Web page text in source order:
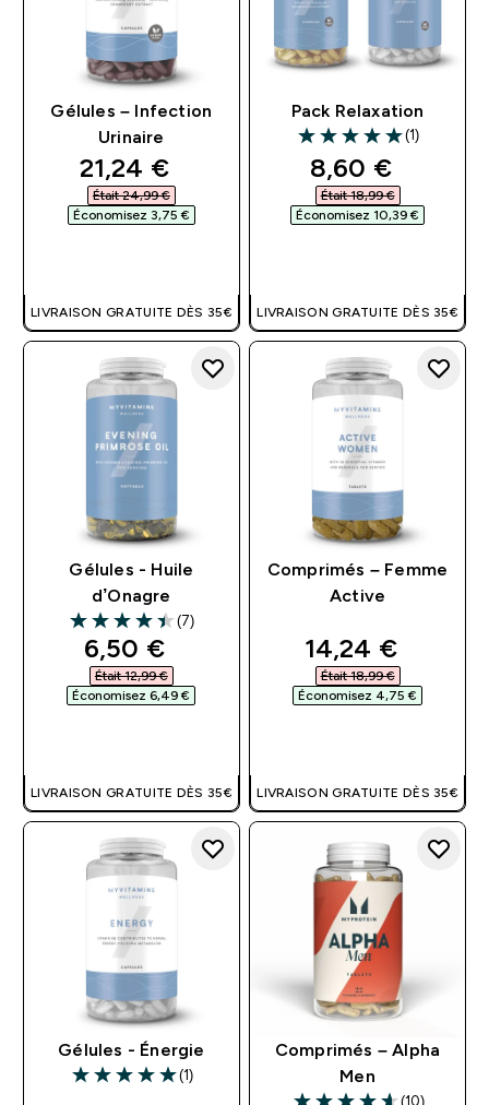
Gélules – Infection
Urinaire
discounted price
21,24 €‎
Était 24,99 €‎
Économisez 3,75 €‎
LIVRAISON GRATUITE DÈS 35€
Pack Relaxation
5 out of 5 stars
(1)
discounted
8,60 €‎
Était 18,99 €‎
Économisez 10,39 €‎
LIVRAISON GRATUITE DÈS 35€
Gélules - Huile
d’Onagre
4.43 out of 5 stars
(7)
discounted price
6,50 €‎
Était 12,99 €‎
Économisez 6,49 €‎
LIVRAISON GRATUITE DÈS 35€
Comprimés – Femme
Active
discounted
14,24 €‎
Était 18,99 €‎
Économisez 4,75 €‎
LIVRAISON GRATUITE DÈS 35€
Gélules - Énergie
5 out of 5 stars
(1)
Comprimés – Alpha
Men
(10)